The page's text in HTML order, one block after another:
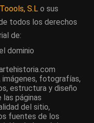
Toools, S.L o sus
todos los derechos
de:
dominio
fotografías,
estructura y diseño
las páginas
del sitio,
fuentes de los